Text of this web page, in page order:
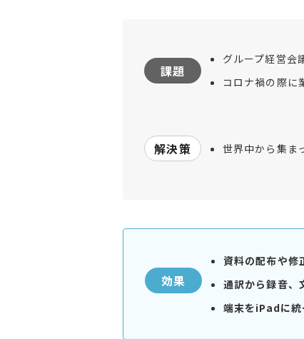
課題
グループ経営会
コロナ禍の際に
解決策 世界中から集ま
効果
資料の配布や修
通訳から録音、
端末をiPadに統